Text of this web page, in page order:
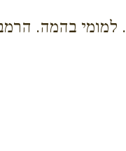
. למומי בהמה.